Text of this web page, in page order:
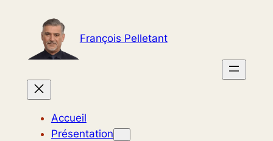
contenu
François Pelletant
Accueil
Présentation